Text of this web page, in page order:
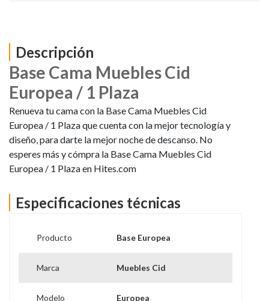
Descripción
Base Cama Muebles Cid
Europea / 1 Plaza
Renueva tu cama con la Base Cama Muebles Cid
Europea / 1 Plaza que cuenta con la mejor tecnología y
diseño, para darte la mejor noche de descanso. No
esperes más y cómpra la Base Cama Muebles Cid
Europea / 1 Plaza en Hites.com
Especificaciones técnicas
Producto Base Europea
Marca Muebles Cid
Modelo Europea